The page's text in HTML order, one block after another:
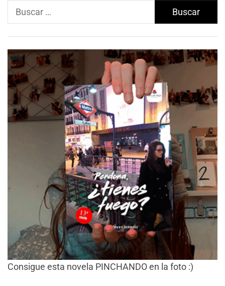
Buscar:
Consigue esta novela PINCHANDO en la foto :)